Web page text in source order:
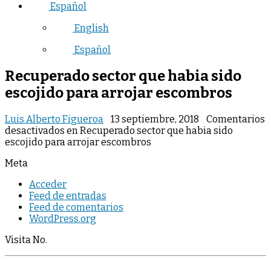
Español
English
Español
Recuperado sector que habia sido
escojido para arrojar escombros
Luis Alberto Figueroa 13 septiembre, 2018
Comentarios
desactivados en Recuperado sector que habia sido
escojido para arrojar escombros
Meta
Acceder
Feed de entradas
Feed de comentarios
WordPress.org
Visita No.